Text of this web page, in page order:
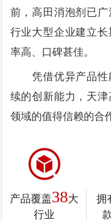
前，高田消泡剂已
行业大型企业建立
率高、口碑甚佳。
凭借优异产品性
续的创新能力，天
领域的值得信赖的合
产品覆盖38大
行业
拥